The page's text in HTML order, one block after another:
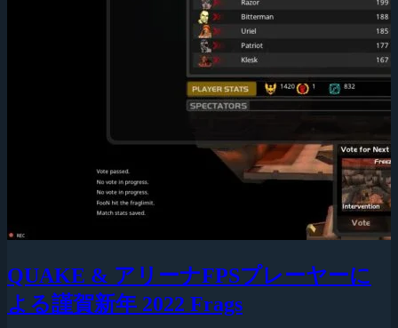
QUAKE & アリーナFPSプレーヤーに
よる謹賀新年 2022 Frags